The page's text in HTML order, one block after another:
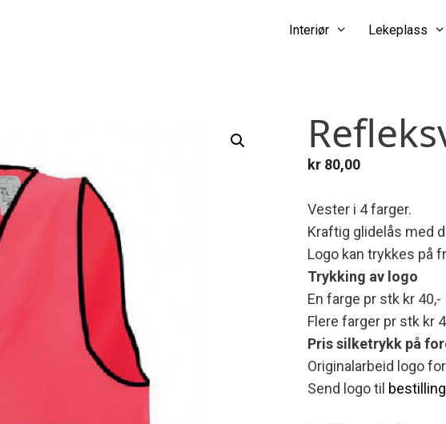
Interiør Lekeplass
kr80,00
Vester i 4 farger.
Kraftig glidelås med
Logo kan trykkes på
Trykking av logo
En farge pr stk kr 40,-
Flere farger pr stk kr
Pris silketrykk på
Originalarbeid logo
Send logo til